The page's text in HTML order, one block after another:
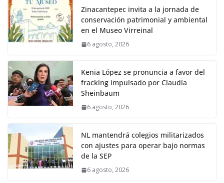
Zinacantepec invita a la jornada de
conservación patrimonial y ambiental
en el Museo Virreinal
6 agosto, 2026
Kenia López se pronuncia a favor del
fracking impulsado por Claudia
Sheinbaum
6 agosto, 2026
NL mantendrá colegios militarizados
con ajustes para operar bajo normas
de la SEP
6 agosto, 2026